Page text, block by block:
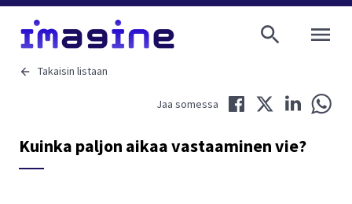
Takaisin listaan
Jaa somessa
Jaa Twitterissä
Jaa
Kuinka paljon aikaa vastaaminen vie?